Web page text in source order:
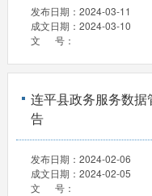
发布日期： 2024-03-11
成文日期： 2024-03-10
文 号：
连平县政务服务数
告
发布日期： 2024-02-06
成文日期： 2024-02-05
文 号：